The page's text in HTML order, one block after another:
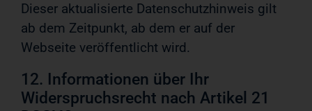
Dieser aktualisierte Datenschutzhinweis gilt
ab dem Zeitpunkt, ab dem er auf der
Webseite veröffentlicht wird.
12. Informationen über Ihr
Widerspruchsrecht nach Artikel 21